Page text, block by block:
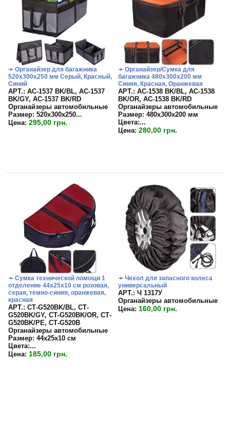
➛ Органайзер для багажника
520х300х250 мм Серый, Красный,
Синий
APT.: АС-1537 BK/BL, АС-1537
BK/GY, АС-1537 BK/RD
Органайзеры автомобильные
Размер: 520х300х250...
Цена: 295,00 грн.
➛ Органайзер/Сумка для
багажника 480х300х200 мм
Синяя, Красная, Оранжевая
APT.: АС-1538 BK/BL, АС-1538
BK/OR, АС-1538 BK/RD
Органайзеры автомобильные
Размер: 480х300х200 мм
Цвета:...
Цена: 280,00 грн.
➛ Сумка технической помощи 1
отделение 44х25х10 см розовая,
серая, темно-синяя, оранжевая,
красная
APT.: СТ-G520BK/BL, СТ-
G520BK/GY, СТ-G520BK/OR, СТ-
G520BK/PE, СТ-G520B
Органайзеры автомобильные
Размер: 44х25х10 см
Цвета:...
Цена: 185,00 грн.
➛ Чехол для запасного колеса
универсальный
APT.: Ч 1317У
Органайзеры автомобильные
Цена: 160,00 грн.